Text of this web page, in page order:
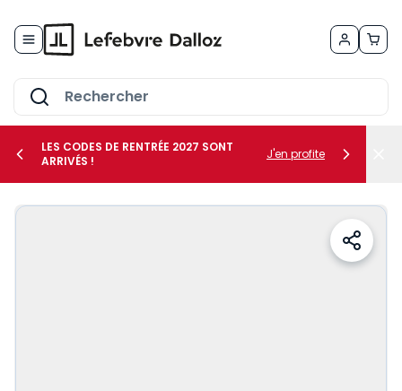
le sous-menu Vos métiers
LES CODES DE RENTRÉE 2027 SONT
ARRIVÉS !
J'en profite